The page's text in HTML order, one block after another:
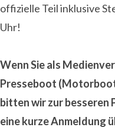
offizielle Teil inklusive
Uhr!
Wenn Sie als
Presseboot
bitten wir zur besseren
eine kurze Anmeldung